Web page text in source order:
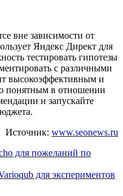
вне зависимости от
Яндекс Директ для
тестировать гипотезы
с различными
высокоэффективным и
понятным в отношении
и запускайте
Источник: www.seonews.ru
для пожеланий по
для экспериментов